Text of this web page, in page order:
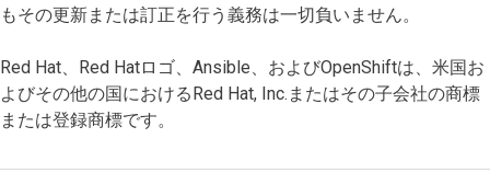
もその更新または訂正を行う義務は一切負いません。
Red Hat、Red Hatロゴ、Ansible、およびOpenShiftは、米国お
よびその他の国におけるRed Hat, Inc.またはその子会社の商標
または登録商標です。